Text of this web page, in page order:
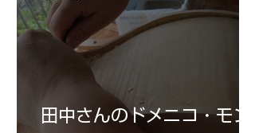
田中さんのドメニコ・モン